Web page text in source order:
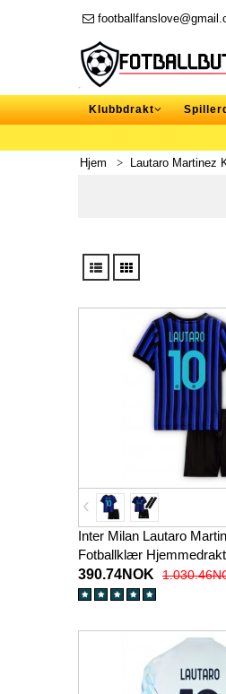
Klubbdrakt
Hjem Lautaro Martinez
Inter Milan Lautaro
Fotballklær
26 Kortermet (+ korte
390.74NOK